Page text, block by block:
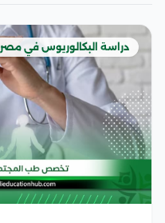
دراسة البكالوريوس في مصر